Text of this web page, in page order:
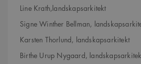
Line Krath,landskapsarkitekt
Signe Winther Bellman,
Karsten Thorlund, landskapsarkitekt
Birthe Urup Nygaard,